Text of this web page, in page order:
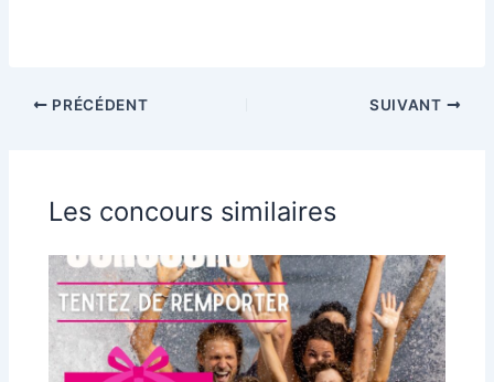
PRÉCÉDENT SUIVANT
Les concours similaires